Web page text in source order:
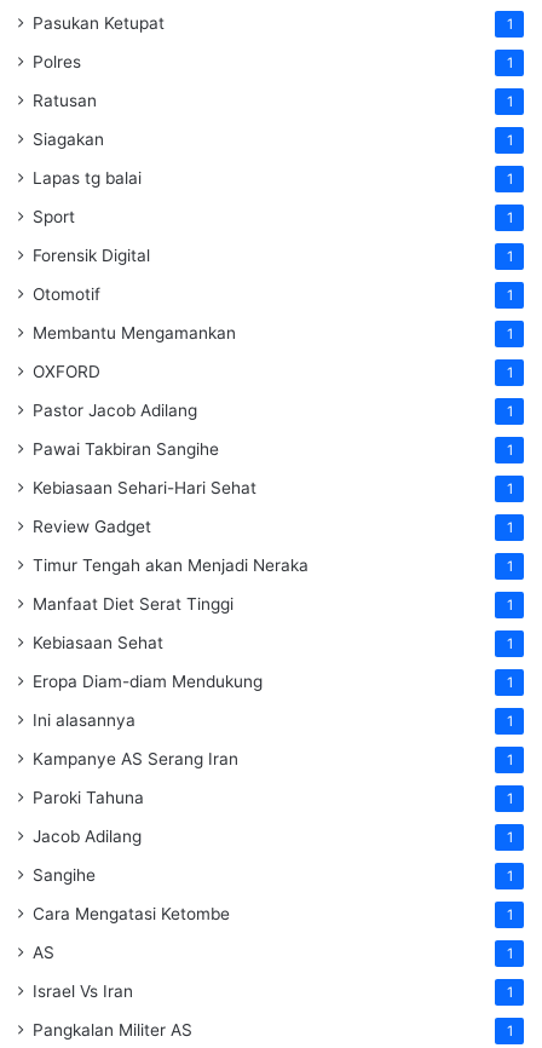
Pasukan Ketupat 1
Polres 1
Ratusan 1
Siagakan 1
Lapas tg balai 1
Sport 1
Forensik Digital 1
Otomotif 1
Membantu Mengamankan 1
OXFORD 1
Pastor Jacob Adilang 1
Pawai Takbiran Sangihe 1
Kebiasaan Sehari-Hari Sehat 1
Review Gadget 1
Timur Tengah akan Menjadi Neraka 1
Manfaat Diet Serat Tinggi 1
Kebiasaan Sehat 1
Eropa Diam-diam Mendukung 1
Ini alasannya 1
Kampanye AS Serang Iran 1
Paroki Tahuna 1
Jacob Adilang 1
Sangihe 1
Cara Mengatasi Ketombe 1
AS 1
Israel Vs Iran 1
Pangkalan Militer AS 1